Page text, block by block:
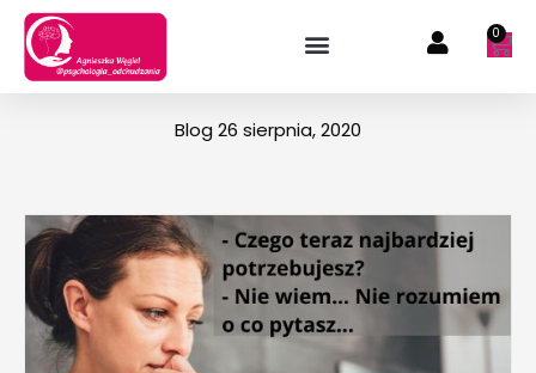
Przejdź
treści
0
Blog 26 sierpnia, 2020